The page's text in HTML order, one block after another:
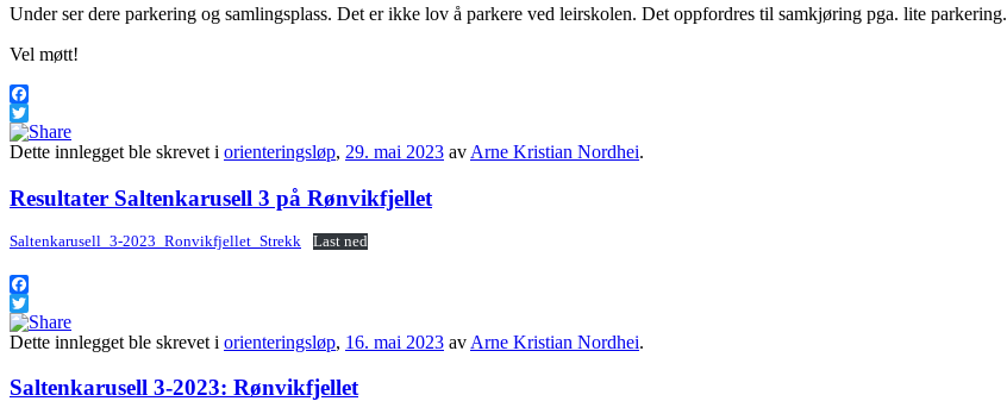
Under ser dere parkering og samlingsplass. Det er ikke lov å parkere ved leirskolen. Det oppfordres til samkjøring pga. lite parkering.
Vel møtt!
Facebook
Twitter
Dette innlegget ble skrevet i orienteringsløp, 29. mai 2023 av Arne Kristian Nordhei.
Resultater Saltenkarusell 3 på Rønvikfjellet
Saltenkarusell_3-2023_Ronvikfjellet_Strekk Last ned
Facebook
Twitter
Dette innlegget ble skrevet i orienteringsløp, 16. mai 2023 av Arne Kristian Nordhei.
Saltenkarusell 3-2023: Rønvikfjellet